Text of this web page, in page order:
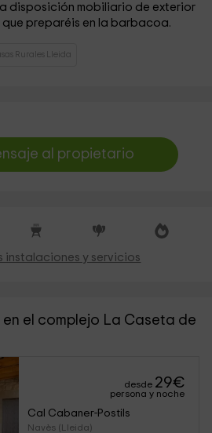
disposición mobiliario de exterior
preparéis en la barbacoa.
Rurales Lleida
al propietario
instalaciones y servicios
el complejo La Caseta de
desde 29€
persona y noche
Cal Cabaner-Postils
Navès (Lleida)